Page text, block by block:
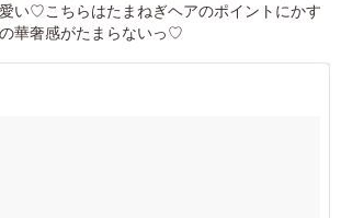
い♡こちらはたまねぎヘアのポイントにかす
華奢感がたまらないっ♡